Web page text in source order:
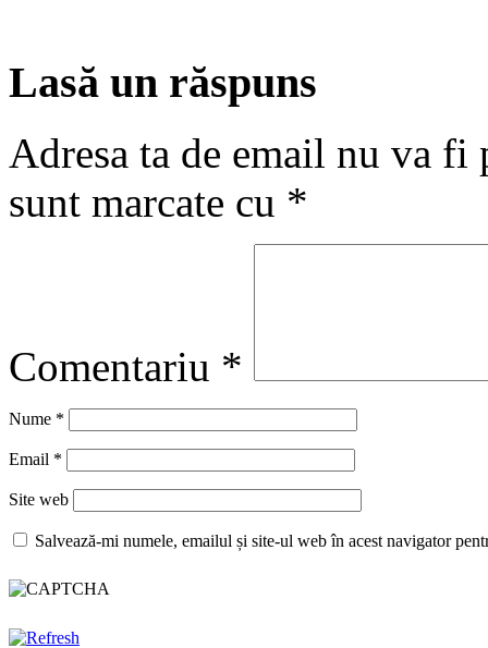
Lasă un răspuns
Adresa ta de email nu va fi
sunt marcate cu *
Comentariu *
Nume *
Email *
Site web
Salvează-mi numele, emailul și site-ul web în acest navigator